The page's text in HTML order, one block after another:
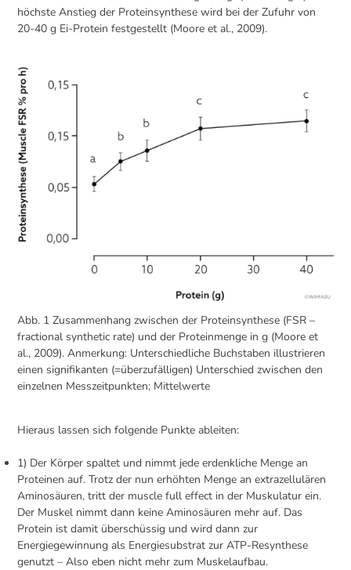
höchste Anstieg der Proteinsynthese wird bei der Zufuhr von
20-40 g Ei-Protein festgestellt (Moore et al., 2009).
Abb. 1 Zusammenhang zwischen der Proteinsynthese (FSR –
fractional synthetic rate) und der Proteinmenge in g (Moore et
al., 2009). Anmerkung: Unterschiedliche Buchstaben illustrieren
einen signifikanten (=überzufälligen) Unterschied zwischen den
einzelnen Messzeitpunkten; Mittelwerte
Hieraus lassen sich folgende Punkte ableiten:
1) Der Körper spaltet und nimmt jede erdenkliche Menge an
Proteinen auf. Trotz der nun erhöhten Menge an extrazellulären
Aminosäuren, tritt der muscle full effect in der Muskulatur ein.
Der Muskel nimmt dann keine Aminosäuren mehr auf. Das
Protein ist damit überschüssig und wird dann zur
Energiegewinnung als Energiesubstrat zur ATP-Resynthese
genutzt – Also eben nicht mehr zum Muskelaufbau.